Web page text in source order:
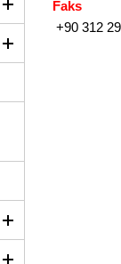
Faks
+90 312